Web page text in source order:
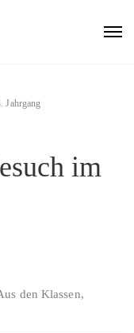
Jahrgang
im
den Klassen,